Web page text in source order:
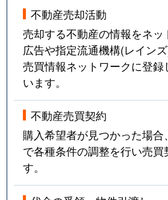
不動産売却活動
売却する不動産の情報をネ
広告や指定流通機構(レイン
売買情報ネットワークに登
います。
不動産売買契約
購入希望者が見つかった場
で各種条件の調整を行い売買
す。